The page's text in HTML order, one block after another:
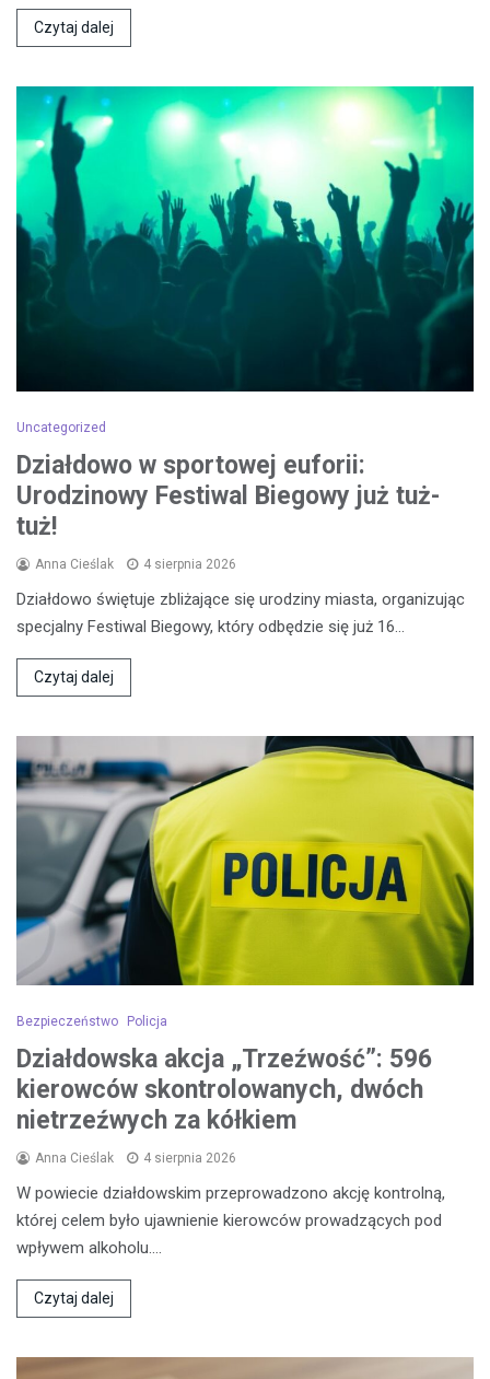
Czytaj dalej
Uncategorized
Działdowo w sportowej euforii:
Urodzinowy Festiwal Biegowy już tuż-
tuż!
Anna Cieślak 4 sierpnia 2026
Działdowo świętuje zbliżające się urodziny miasta, organizując
specjalny Festiwal Biegowy, który odbędzie się już 16…
Czytaj dalej
Bezpieczeństwo Policja
Działdowska akcja „Trzeźwość”: 596
kierowców skontrolowanych, dwóch
nietrzeźwych za kółkiem
Anna Cieślak 4 sierpnia 2026
W powiecie działdowskim przeprowadzono akcję kontrolną,
której celem było ujawnienie kierowców prowadzących pod
wpływem alkoholu.…
Czytaj dalej